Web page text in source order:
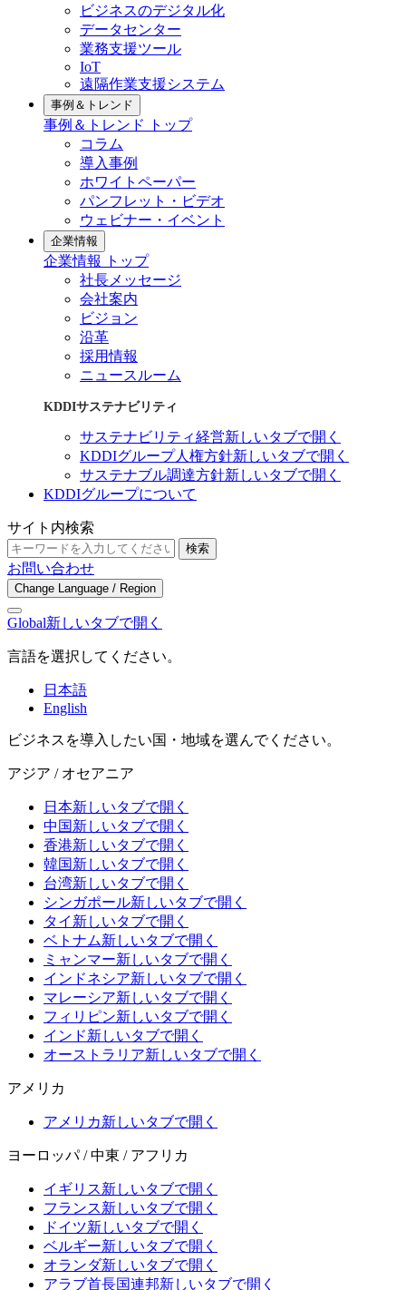
ビジネスのデジタル化
データセンター
業務支援ツール
IoT
遠隔作業支援システム
事例＆トレンド
事例＆トレンド トップ
コラム
導入事例
ホワイトペーパー
パンフレット・ビデオ
ウェビナー・イベント
企業情報
企業情報 トップ
社長メッセージ
会社案内
ビジョン
沿革
採用情報
ニュースルーム
KDDIサステナビリティ
サステナビリティ経営新しいタブで開く
KDDIグループ人権方針新しいタブで開く
サステナブル調達方針新しいタブで開く
KDDIグループについて
サイト内検索
検索
お問い合わせ
Change Language / Region
Global新しいタブで開く
言語を選択してください。
日本語
English
ビジネスを導入したい国・地域を選んでください。
アジア / オセアニア
日本新しいタブで開く
中国新しいタブで開く
香港新しいタブで開く
韓国新しいタブで開く
台湾新しいタブで開く
シンガポール新しいタブで開く
タイ 新しいタブで開く
ベトナム新しいタブで開く
ミャンマー新しいタブで開く
インドネシア新しいタブで開く
マレーシア新しいタブで開く
フィリピン新しいタブで開く
インド新しいタブで開く
オーストラリア新しいタブで開く
アメリカ
アメリカ新しいタブで開く
ヨーロッパ / 中東 / アフリカ
イギリス新しいタブで開く
フランス新しいタブで開く
ドイツ新しいタブで開く
ベルギー新しいタブで開く
オランダ新しいタブで開く
アラブ首長国連邦新しいタブで開く